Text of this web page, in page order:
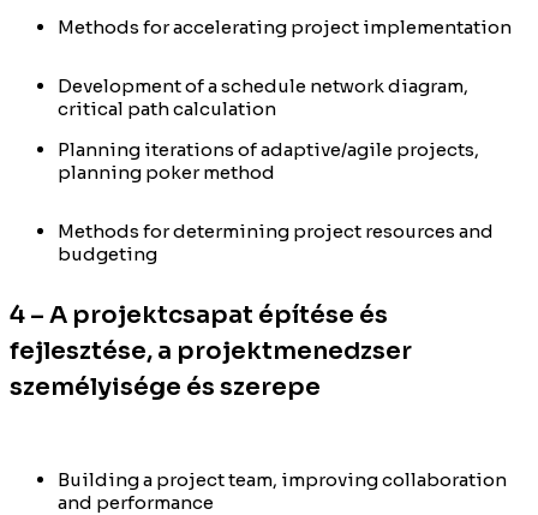
Methods for accelerating project implementation
Development of a schedule network diagram,
critical path calculation
Planning iterations of adaptive/agile projects,
planning poker method
Methods for determining project resources and
budgeting
4 – A projektcsapat építése és
fejlesztése, a projektmenedzser
személyisége és szerepe
Building a project team, improving collaboration
and performance